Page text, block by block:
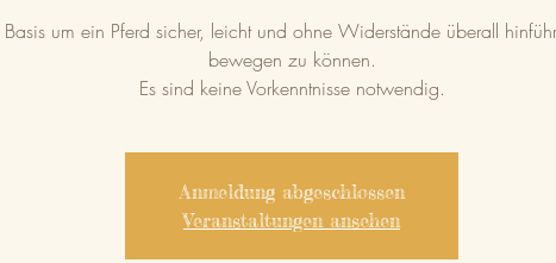
Basis um ein Pferd sicher, leicht und ohne Widerstände überall
bewegen zu können.
Es sind keine Vorkenntnisse notwendig.
Anmeldung abgeschlossen
Veranstaltungen ansehen